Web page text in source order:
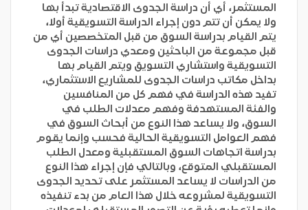
المستثمر، أي أن دراسة الجدوى الاقتصادية تبدأ بها
ولا يمكن أن تتم دون إجراء الدراسة التسويقية أولا،
يتم القيام بدراسة السوق من قبل المتخصصين أي من
قبل مجموعة من الباحثين ومعدي دراسات الجدوى
التسويقية واستشاري التسويق ويتم القيام بها
بداخل مكاتب دراسات الجدوى للمشاريع الاستثماري،
تفيد هذه الدراسة في فهم كل من المنافسين
والفئة المستهدفة وفهم معدلات الطلب في
السوق، ولا يساعد هذا النوع من أبحاث السوق في
فهم العوامل التسويقية الحالية فحسب وإنما يقوم
بدراسة اتجاهات السوق المستقبلية ومعدل الطلب
المستقبلي المتوقع، وبالتالي فإن إجراء هذا النوع
من الدراسات لا يساعد المستثمر على تحديد الجدوى
التسويقية لمشروعه خلال هذا العام من بدء تنفيذه